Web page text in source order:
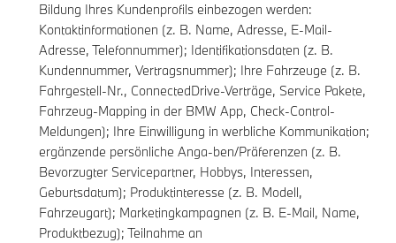
Bildung Ihres Kundenprofils einbezogen werden:
Kontaktinformationen (z. B. Name, Adresse, E-Mail-
Adresse, Telefonnummer); Identifikationsdaten (z. B.
Kundennummer, Vertragsnummer); Ihre Fahrzeuge (z. B.
Fahrgestell-Nr., ConnectedDrive-Verträge, Service Pakete,
Fahrzeug-Mapping in der BMW App, Check-Control-
Meldungen); Ihre Einwilligung in werbliche Kommunikation;
ergänzende persönliche Anga-ben/Präferenzen (z. B.
Bevorzugter Servicepartner, Hobbys, Interessen,
Geburtsdatum); Produktinteresse (z. B. Modell,
Fahrzeugart); Marketingkampagnen (z. B. E-Mail, Name,
Produktbezug); Teilnahme an